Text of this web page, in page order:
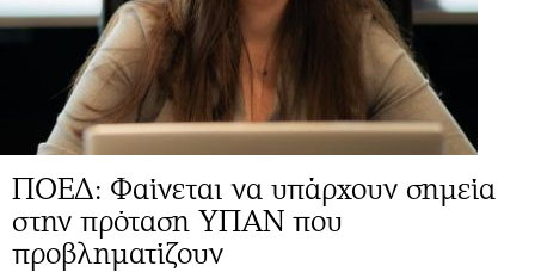
ΠΟΕΔ: Φαίνεται να υπάρχουν σημεία
στην πρόταση ΥΠΑΝ που
προβληματίζουν